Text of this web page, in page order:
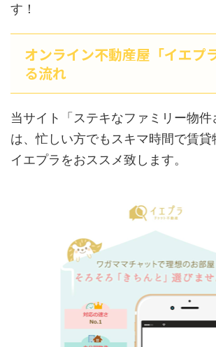
す！
オンライン不動産屋「イエプ
る流れ
当サイト「ステキなファミリー物
は、忙しい方でもスキマ時間で賃貸
イエプラをおススメ致します。